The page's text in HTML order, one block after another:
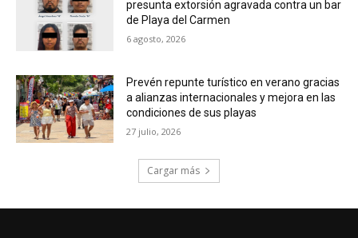
presunta extorsión agravada contra un bar
de Playa del Carmen
6 agosto, 2026
Prevén repunte turístico en verano gracias
a alianzas internacionales y mejora en las
condiciones de sus playas
27 julio, 2026
Cargar más